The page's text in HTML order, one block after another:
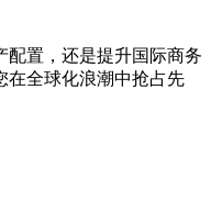
配置，还是提升国际商务
在全球化浪潮中抢占先